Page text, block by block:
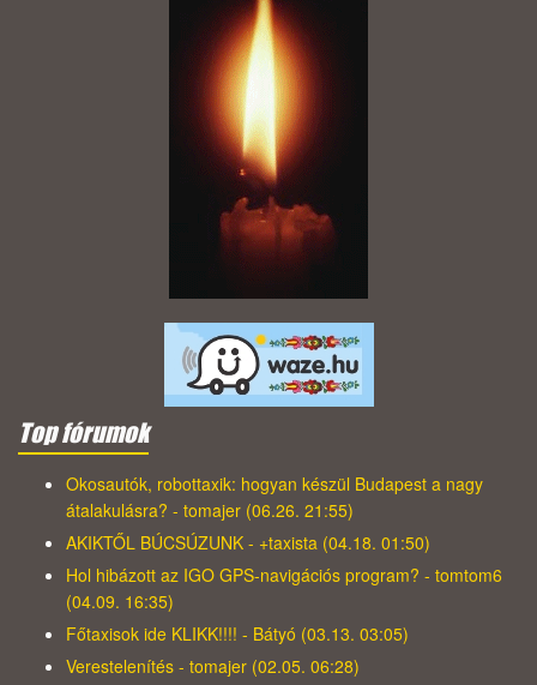
Top fórumok
Okosautók, robottaxik: hogyan készül Budapest a nagy
átalakulásra? - tomajer (06.26. 21:55)
AKIKTŐL BÚCSÚZUNK - +taxista (04.18. 01:50)
Hol hibázott az IGO GPS-navigációs program? - tomtom6
(04.09. 16:35)
Főtaxisok ide KLIKK!!!! - Bátyó (03.13. 03:05)
Verestelenítés - tomajer (02.05. 06:28)